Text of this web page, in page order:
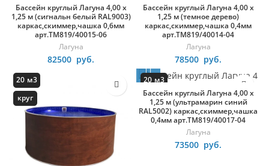
круг
Бассейн круглый Лагуна 4,00 х
1,25 м (сигнальн белый RAL9003)
каркас,скиммер,чашка 0,6мм
арт.ТМ819/40015-06
Лагуна
82500 руб.
круг
Бассейн круглый Лагуна 4,00 х
1,25 м (темное дерево)
каркас,скиммер,чашка 0,4мм
арт.ТМ819/40014-04
Лагуна
78500 руб.
20 м3
круг
20 м3
круг
Бассейн круглый Лагуна 4,00 х
1,25 м (ультрамарин синий
RAL5002) каркас,скиммер,чашка
0,4мм арт.ТМ819/40017-04
Лагуна
73500 руб.